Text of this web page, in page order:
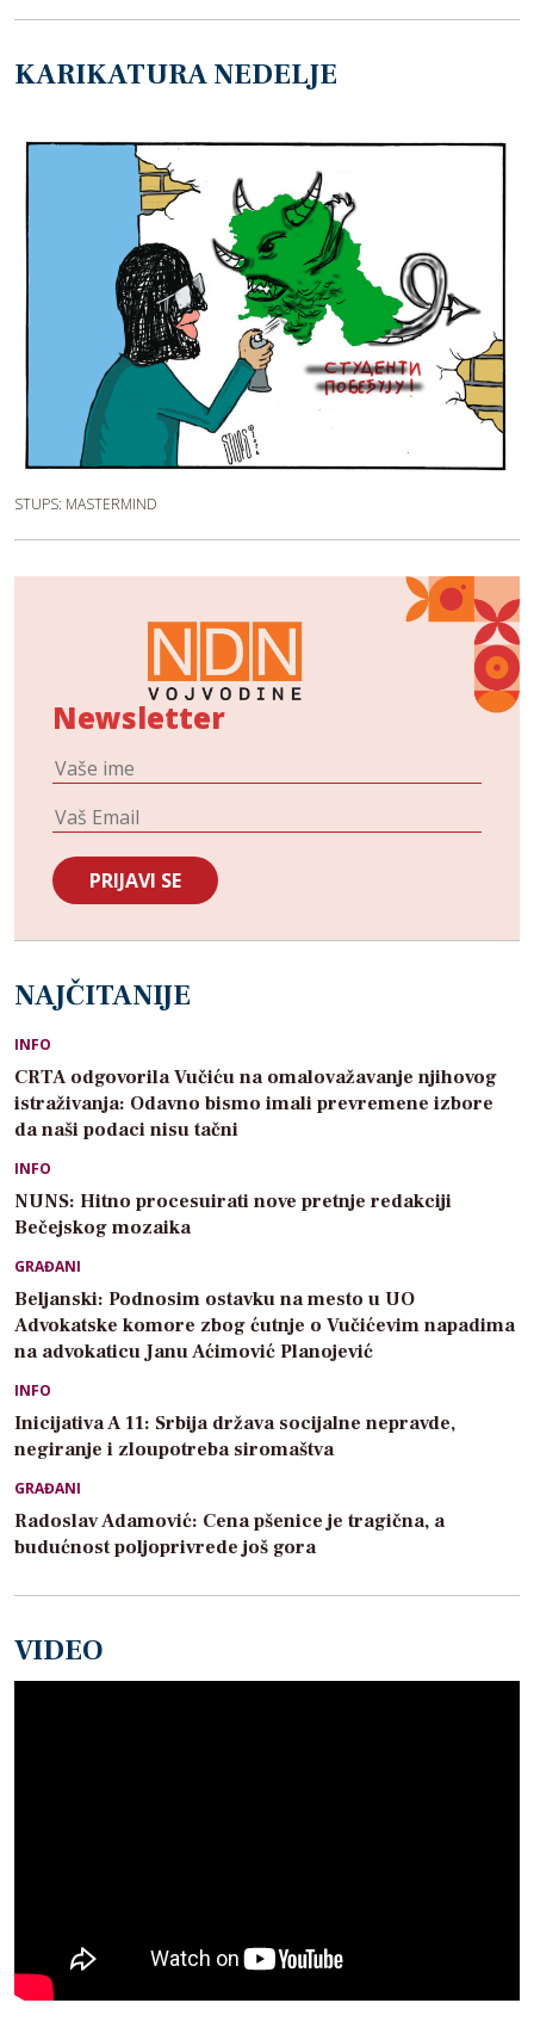
KARIKATURA NEDELJE
STUPS: MASTERMIND
Newsletter
NAJČITANIJE
INFO
CRTA odgovorila Vučiću na omalovažavanje njihovog
istraživanja: Odavno bismo imali prevremene izbore
da naši podaci nisu tačni
INFO
NUNS: Hitno procesuirati nove pretnje redakciji
Bečejskog mozaika
GRAĐANI
Beljanski: Podnosim ostavku na mesto u UO
Advokatske komore zbog ćutnje o Vučićevim napadima
na advokaticu Janu Aćimović Planojević
INFO
Inicijativa A 11: Srbija država socijalne nepravde,
negiranje i zloupotreba siromaštva
GRAĐANI
Radoslav Adamović: Cena pšenice je tragična, a
budućnost poljoprivrede još gora
VIDEO